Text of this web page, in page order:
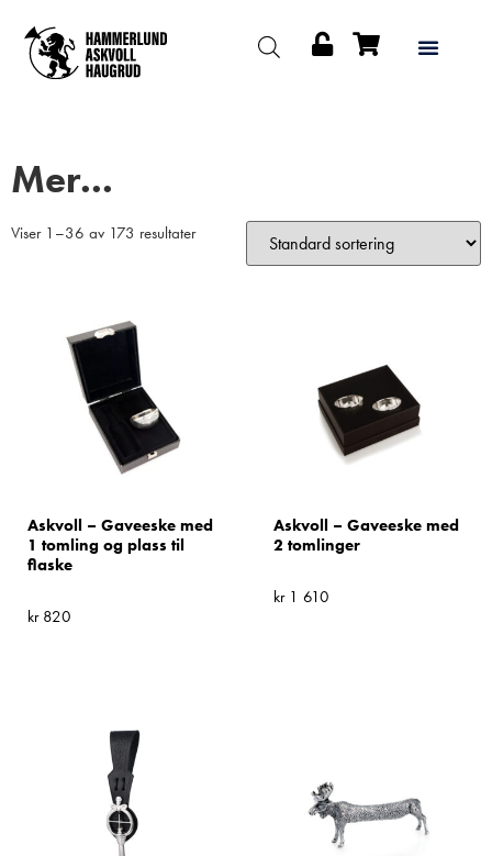
Mer...
Viser 1–36 av 173 resultater
Askvoll – Gaveeske med
1 tomling og plass til
flaske
kr820
Askvoll – Gaveeske med
2 tomlinger
kr1 610